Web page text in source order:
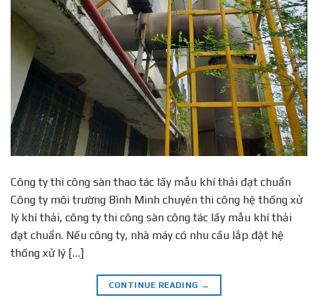
Công ty thi công sàn thao tác lấy mẫu khí thải đạt chuẩn
Công ty môi trường Bình Minh chuyên thi công hệ thống xử
lý khí thải, công ty thi công sàn công tác lấy mẫu khí thải
đạt chuẩn. Nếu công ty, nhà máy có nhu cầu lắp đặt hệ
thống xử lý […]
CONTINUE READING →